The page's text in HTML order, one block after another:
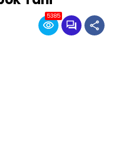
5385